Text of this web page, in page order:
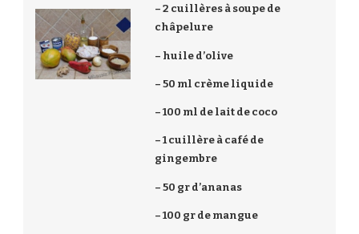
– 2 cuillères à soupe de
châpelure
– huile d’olive
– 50 ml crème liquide
– 100 ml de lait de coco
– 1 cuillère à café de
gingembre
– 50 gr d’ananas
– 100 gr de mangue